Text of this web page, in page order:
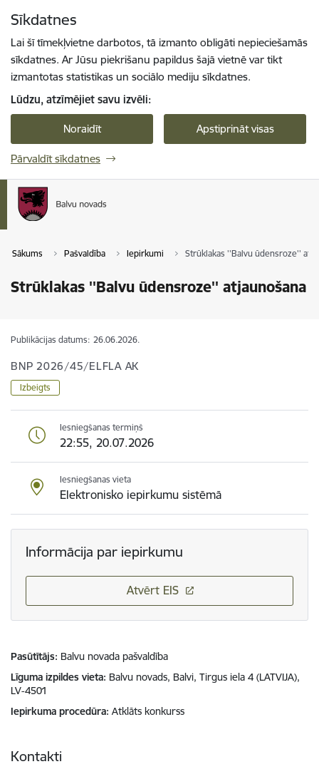
Sīkdatnes
Lai šī tīmekļvietne darbotos, tā izmanto obligāti nepieciešamās
sīkdatnes. Ar Jūsu piekrišanu papildus šajā vietnē var tikt
izmantotas statistikas un sociālo mediju sīkdatnes.
Lūdzu, atzīmējiet savu izvēli:
Noraidīt Apstiprināt visas
Pārvaldīt sīkdatnes
Sākums Pašvaldība Iepirkumi Strūklakas ''Balvu ūdensroze''
Strūklakas ''Balvu ūdensroze'' atjaunošana
Publikācijas datums: 26.06.2026.
BNP 2026/45/ELFLA AK
Izbeigts
Iesniegšanas termiņš
22:55, 20.07.2026
Iesniegšanas vieta
Elektronisko iepirkumu sistēmā
Informācija par iepirkumu
Atvērt EIS
Pasūtītājs Balvu novada pašvaldība
Līguma izpildes vieta Balvu novads, Balvi, Tirgus iela 4 (LATVIJA),
LV-4501
Iepirkuma procedūra Atklāts konkurss
Kontakti